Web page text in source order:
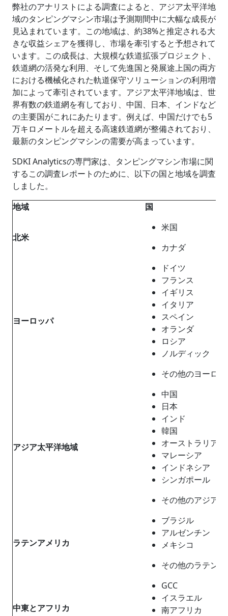
弊社のアナリストによる調査によると、アジア太平洋地
域のタンピングマシン市場は予測期間中に大幅な成長が
見込まれています。この地域は、約38%と推定される大
きな収益シェアを獲得し、市場を牽引すると予想されて
います。この成長は、大規模な鉄道拡張プロジェクト、
鉄道網の活発な利用、そして先進国と発展途上国の両方
における機械化された軌道保守ソリューションの利用増
加によって牽引されています。アジア太平洋地域は、世
界有数の鉄道網を有しており、中国、日本、インドなど
の主要国がこれにあたります。例えば、中国だけでも5
万キロメートルを超える高速鉄道網が整備されており、
最新のタンピングマシンの需要が高まっています。
SDKI Analyticsの専門家は、タンピングマシン市場に関
するこの調査レポートのために、以下の国と地域を調査
しました。
地域
国
北米
米国
カナダ
ヨーロッパ
ドイツ
フランス
イギリス
イタリア
スペイン
オランダ
ロシア
ノルディック
その他のヨーロ
アジア太平洋地域
中国
日本
インド
韓国
オーストラリア
マレーシア
インドネシア
シンガポール
その他のアジア
ラテンアメリカ
ブラジル
アルゼンチン
メキシコ
その他のラテン
中東とアフリカ
GCC
イスラエル
南アフリカ